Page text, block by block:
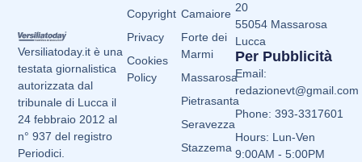
Versiliatoday.it è una
testata giornalistica
autorizzata dal
tribunale di Lucca il
24 febbraio 2012 al
n° 937 del registro
Periodici.
Camaiore
Forte dei
Marmi
Massarosa
Pietrasanta
Seravezza
Stazzema
Copyright
Privacy
Cookies
Policy
20
55054 Massarosa
Lucca
Per Pubblicità
Email:
redazionevt@gmail.com
Phone: 393-3317601
Hours: Lun-Ven
9:00AM - 5:00PM